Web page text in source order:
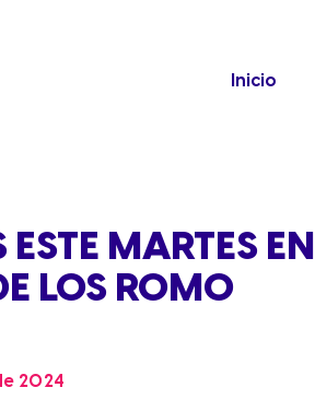
Inicio
MARTES EN
LOS ROMO
2024